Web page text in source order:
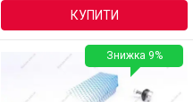
КУПИТИ
Знижка 9%